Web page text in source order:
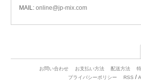
MAIL: online@jp-mix.com
お問い合わせ お支払い方法 配送方法
プライバシーポリシー
RSS /